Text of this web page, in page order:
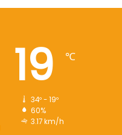
19 ℃
34º - 19º
60%
3.17 km/h